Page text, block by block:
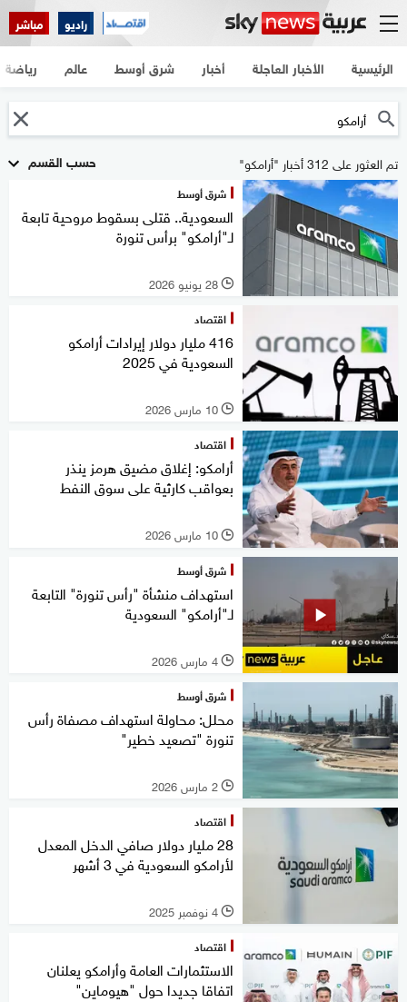
راديو مباشر
الرئيسية الأخبار العاجلة أخبار شرق أوسط عالم رياضة
حسب القسم تم العثور على 312 أخبار "أرامكو"
شرق أوسط
السعودية.. قتلى بسقوط مروحية تابعة
لـ"أرامكو" برأس تنورة
l 28 يونيو 2026
اقتصاد
416 مليار دولار إيرادات أرامكو
السعودية في 2025
l 10 مارس 2026
اقتصاد
أرامكو: إغلاق مضيق هرمز ينذر
بعواقب كارثية على سوق النفط
l 10 مارس 2026
شرق أوسط
استهداف منشأة "رأس تنورة" التابعة
لـ"أرامكو" السعودية
l 4 مارس 2026
شرق أوسط
محلل: محاولة استهداف مصفاة رأس
تنورة "تصعيد خطير"
l 2 مارس 2026
اقتصاد
28 مليار دولار صافي الدخل المعدل
لأرامكو السعودية في 3 أشهر
l 4 نوفمبر 2025
اقتصاد
الاستثمارات العامة وأرامكو يعلنان
اتفاقا جديدا حول "هيوماين"